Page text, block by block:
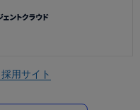
採用サイト